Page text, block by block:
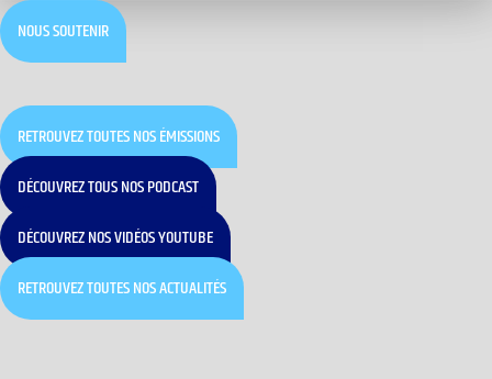
NOUS SOUTENIR
RETROUVEZ TOUTES NOS ÉMISSIONS
DÉCOUVREZ TOUS NOS PODCAST
DÉCOUVREZ NOS VIDÉOS YOUTUBE
RETROUVEZ TOUTES NOS ACTUALITÉS